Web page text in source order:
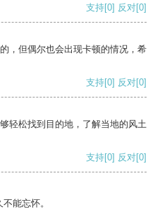
支持[0] 反对[0]
，但偶尔也会出现卡顿的情况，希
支持[0] 反对[0]
轻松找到目的地，了解当地的风土
支持[0] 反对[0]
能忘怀。